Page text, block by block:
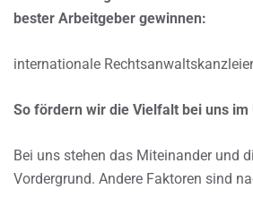
bester Arbeitgeber gewinnen:
internationale
So fördern wir die Vielfalt bei uns im
Bei uns stehen das Miteinander und
Vordergrund. Andere Faktoren sind